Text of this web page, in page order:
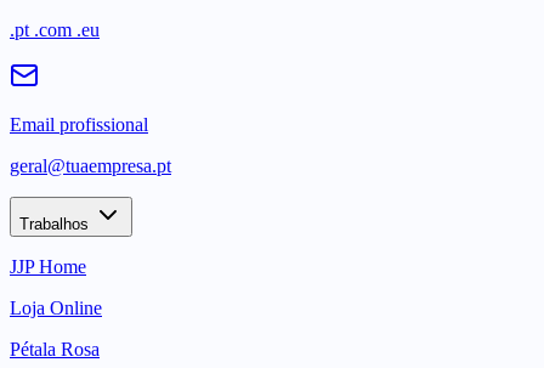
.pt .com .eu
Email profissional
geral@tuaempresa.pt
Trabalhos
JJP Home
Loja Online
Pétala Rosa